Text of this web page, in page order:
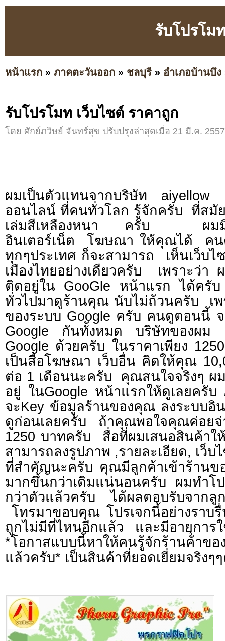
รับโปรโม
หน้าแรก » ภาคตะวันออก » ชลบุรี » อำเภอบ้านบึง
รับโปรโมท เว็บไซต์ ราคาถูก
โดย ศักย์ภวิษย์ จันทร์สุข ปรับปรุงล่าสุดเมื่อ 21 มี.ค.
ผมเป็นตัวแทนจากบริษัท aiyellow
ออนไลน์ ที่คนทั่วโลก รู้จักครับ ที่สมั
เล่มสีเหลืองหนา ครับ ผมมีเค
อินเตอร์เน็ต โฆษณา ให้คุณได้ คน
ทุกๆประเทศ ก็จะสามารถ เห็นเว็บ
เมืองไทยอย่างเดียวครับ เพราะว่า
ติดอยู่ใน GooGle หน้าแรก ได้ค
ทั่วไปมาดูร้านคุณ นับไม่ถ้วนครับ เ
ของระบบ Google ครับ คนดูตอนนี้
Google กันทั้งหมด บริษัทของผม
Google ด้วยครับ ในราคาเพียง
เป็นสื่อโฆษณา เว็บอื่น คิดให้คุณ
ต่อ 1 เดือนนะครับ คุณสนใจจริงๆ ผ
อยู่ ในGoogle หน้าแรกให้ดูเลยครั
จะKey ข้อมูลร้านของคุณ ลงระบบอิ
ดูก่อนเลยครับ ถ้าคุณพอใจคุณค่อยจ่า
1250 บาทครับ สื่อที่ผมเสนอสินค้า
สามารถลงรูปภาพ ,รายละเอียด, เว็
ที่สำคัญนะครับ คุณมีลูกค้าเข้าร้านข
มากขึ้นกว่าเดิมแน่นอนครับ ผมทำโป
กว่าตัวแล้วครับ ได้ผลตอบรับจากลู
โทรมาขอบคุณ โปรเจกนี้อย่างรา
ถูกไม่มีที่ไหนอีกแล้ว และมีอายุก
*โอกาสแบบนี้หาให้คนรู้จักร้านค้าข
แล้วครับ* เป็นสินค้าที่ยอดเยี่ยมจริงๆ